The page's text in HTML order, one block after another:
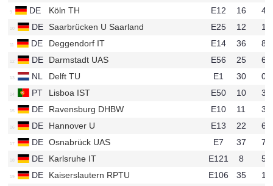
DE
Köln TH E12 16
46
DE
Saarbrücken U Saarland E25 12
18
DE
Deggendorf IT E14 36
83
DE
Darmstadt UAS E56 25
64
NL
Delft TU E1 30
01
PT
Lisboa IST E50 10
30
DE
Ravensburg DHBW E10 11
31
DE
Hannover U E13 22
66
DE Osnabrück UAS E7 37
76
DE
Karlsruhe IT E121 8
53
DE
Kaiserslautern RPTU E106 35
10